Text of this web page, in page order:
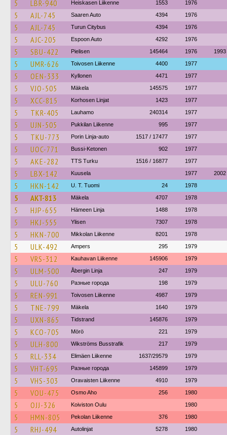
5 LBR-940 Heiskasen Liikenne 1553 1976
5 AJL-745 Saaren Auto 4394 1976
5 AJL-745 Turun Citybus 4394 1976
5 AJC-205 Espoon Auto 4292 1976
5 SBU-422 Pielisen 145464 1976 1993
5 UMR-626 Toivosen Liikenne 4400 1977
5 OEN-333 Kyllonen 4471 1977
5 VJO-505 Mäkela 145575 1977
5 XCC-815 Korhosen Linjat 1423 1977
5 TKR-405 Lauhamo 240314 1977
5 UJN-505 Pukkilan Liikenne 995 1977
5 TKU-773 Porin Linja-auto 1517 / 17477 1977
5 UOC-771 Bussi-Ketonen 902 1977
5 AKE-282 TTS Turku 1516 / 16877 1977
5 LBX-142 Kuusela 1977 2002
5 HKN-142 U. T. Tuomi 24 1978
5 AKT-813 Mäkela 4707 1978
5 HJP-655 Hämeen Linja 1488 1978
5 HKJ-555 Ylisen 7307 1978
5 HKN-700 Mikkolan Liikenne 8201 1978
5 ULK-492 Ampers 295 1979
5 VRS-312 Kauhavan Liikenne 145906 1979
5 ULM-500 Åbergin Linja 247 1979
5 ULU-760 Разные города 198 1979
5 REN-991 Toivosen Liikenne 4987 1979
5 TNE-799 Mäkela 1640 1979
5 UXN-865 Tidstrand 145876 1979
5 KCO-705 Mörö 221 1979
5 ULH-800 Wikströms Busstrafik 217 1979
5 RLL-334 Elimäen Liikenne 1637/29579 1979
5 VHT-695 Разные города 145899 1979
5 VHS-303 Oravaisten Liikenne 4910 1979
5 VOU-475 Osmo Aho 256 1980
5 OJJ-326 Koiviston Oulu 1980
5 HMN-805 Pekolan Liikenne 376 1980
5 RHJ-494 Autolinjat 5278 1980